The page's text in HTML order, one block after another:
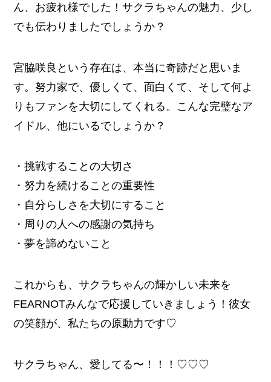
ん、お疲れ様でした！サクラちゃんの魅力、少し
でも伝わりましたでしょうか？
宮脇咲良という存在は、本当に奇跡だと思いま
す。努力家で、優しくて、面白くて、そして何よ
りもファンを大切にしてくれる。こんな完璧なア
イドル、他にいるでしょうか？
・挑戦することの大切さ
・努力を続けることの重要性
・自分らしさを大切にすること
・周りの人への感謝の気持ち
・夢を諦めないこと
これからも、サクラちゃんの輝かしい未来を
FEARNOTみんなで応援していきましょう！彼女
の笑顔が、私たちの原動力です♡
サクラちゃん、愛してる〜！！！♡♡♡